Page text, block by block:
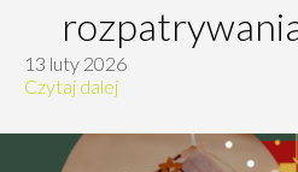
13 luty 2026
Czytaj dalej